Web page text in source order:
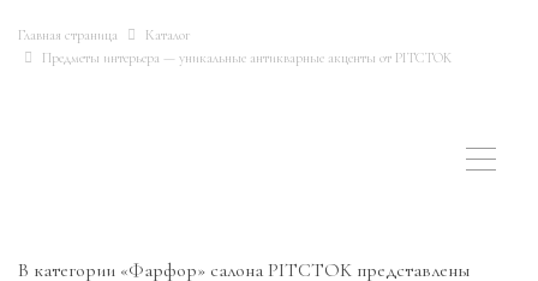
Главная страница
Каталог
Предметы интерьера — уникальные антикварные акценты от PITCTOK
В категории «Фарфор» салона PITCTOK представлены